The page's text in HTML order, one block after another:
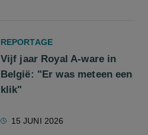
REPORTAGE
Vijf jaar Royal A-ware in
België: "Er was meteen een
klik"
15 JUNI 2026